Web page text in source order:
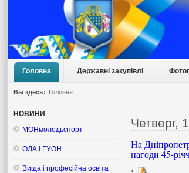
Головна Державні закупівлі
Вы здесь: Головна
НОВИНИ
МОНмолодьспорт
ОДА і ГУОН
Вища і професійна освіта
Четверг,
На
нагоди 45-